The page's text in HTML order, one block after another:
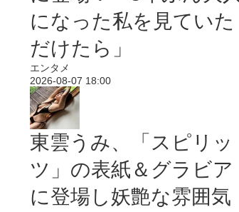
になった私を見ていた
だけたら」
エンタメ
2026-08-07 18:00
東雲うみ、「スピリッ
ツ」の表紙＆グラビア
に登場し妖艶な雰囲気